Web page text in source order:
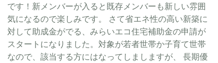
です！新メンバーが入ると既存メンバーも新しい雰囲
気になるので楽しみです。 さて省エネ性の高い新築に
対して助成金がでる、みらいエコ住宅補助金の申請が
スタートになりました。対象が若者世帯か子育て世帯
なので、該当する方にはなってしましますが、 長期優